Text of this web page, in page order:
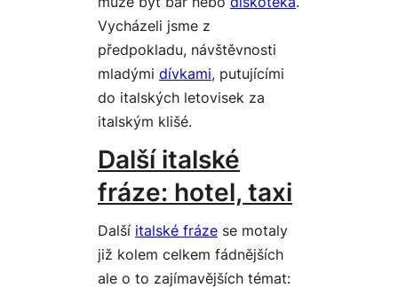
Vycházeli jsme z
předpokladu, návštěvnosti
mladými dívkami, putujícími
do italských letovisek za
italským klišé.
Další italské
fráze: hotel, taxi
Další italské fráze se motaly
již kolem celkem fádnějších
ale o to zajímavějších témat: